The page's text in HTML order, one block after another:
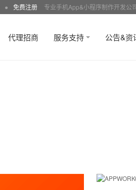
● 免费注册 专业手机App&小程序制作开发公
代理招商 服务支持 公告&资